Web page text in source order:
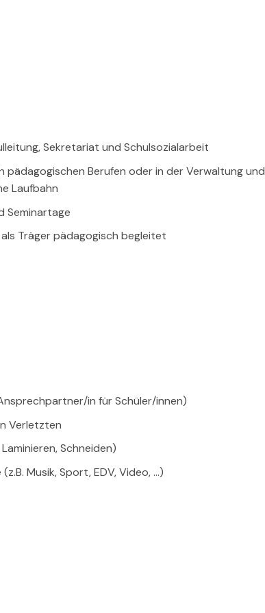
Sekretariat und Schulsozialarbeit
Berufen oder in der Verwaltung und
Laufbahn
Seminartage
als Träger pädagogisch begleitet
in für Schüler/innen)
Verletzten
Schneiden)
Musik, Sport, EDV, Video, …)